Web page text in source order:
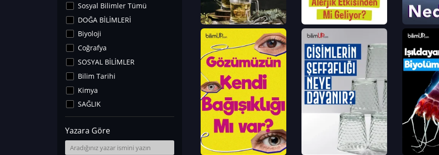
Sosyal Bilimler Tümü
DOĞA BİLİMLERİ
Biyoloji
Coğrafya
SOSYAL BİLİMLER
Bilim Tarihi
Kimya
SAĞLIK
Sanat Tarihi
Fizik
Yer Bilimleri
Yazara Göre